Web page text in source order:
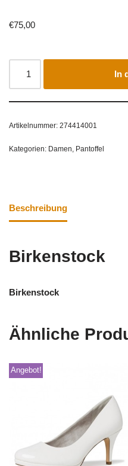
€75,00
In
Artikelnummer: 274414001
Kategorien: Damen Pantoffel
Beschreibung
Birkenstock
Birkenstock
Ähnliche
Angebot!